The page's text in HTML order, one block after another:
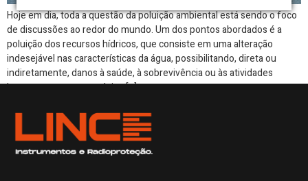
Hoje em dia, toda a questão da poluição ambiental está sendo o foco
de discussões ao redor do mundo. Um dos pontos abordados é a
poluição dos recursos hídricos, que consiste em uma alteração
indesejável nas características da água, possibilitando, direta ou
indiretamente, danos à saúde, à sobrevivência ou às atividades
humanas e outras espécies […]